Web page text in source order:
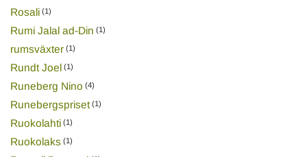
Rosali(1)
Rumi Jalal ad-Din (1)
rumsväxter(1)
Rundt Joel(1)
Runeberg Nino (4)
Runebergspriset(1)
Ruokolahti(1)
Ruokolaks (1)